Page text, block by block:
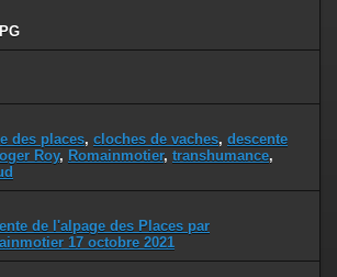
des places, cloches de vaches, descente
Roy, Romainmotier, transhumance,
de l'alpage des Places par
17 octobre 2021